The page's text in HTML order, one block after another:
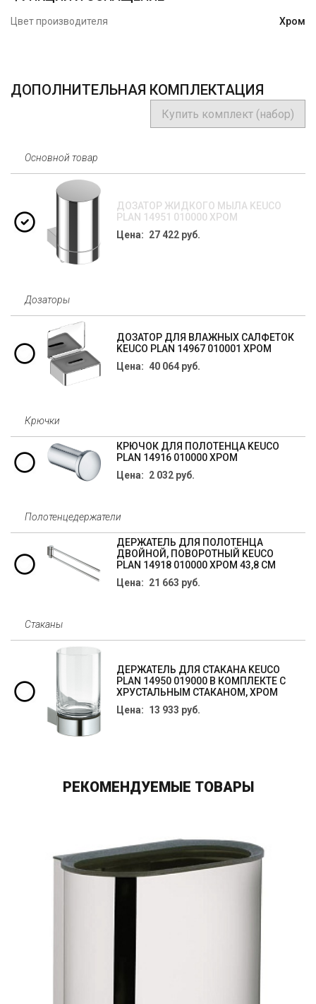
Цвет производителя Хром
ДОПОЛНИТЕЛЬНАЯ КОМПЛЕКТАЦИЯ
Купить комплект (набор)
Основной товар
ДОЗАТОР ЖИДКОГО МЫЛА KEUCO
PLAN 14951 010000 ХРОМ
Цена: 27 422 руб.
Дозаторы
ДОЗАТОР ДЛЯ ВЛАЖНЫХ САЛФЕТОК
KEUCO PLAN 14967 010001 ХРОМ
Цена: 40 064 руб.
Крючки
КРЮЧОК ДЛЯ ПОЛОТЕНЦА KEUCO
PLAN 14916 010000 ХРОМ
Цена: 2 032 руб.
Полотенцедержатели
ДЕРЖАТЕЛЬ ДЛЯ ПОЛОТЕНЦА
ДВОЙНОЙ, ПОВОРОТНЫЙ KEUCO
PLAN 14918 010000 ХРОМ 43,8 СМ
Цена: 21 663 руб.
Стаканы
ДЕРЖАТЕЛЬ ДЛЯ СТАКАНА KEUCO
PLAN 14950 019000 В КОМПЛЕКТЕ С
ХРУСТАЛЬНЫМ СТАКАНОМ, ХРОМ
Цена: 13 933 руб.
РЕКОМЕНДУЕМЫЕ ТОВАРЫ